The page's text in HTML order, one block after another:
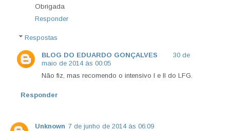
Obrigada
Responder
Respostas
BLOG DO EDUARDO GONÇALVES
30 de
maio de 2014 às 00:05
Não fiz, mas recomendo o intensivo I e II do LFG.
Responder
Unknown 7 de junho de 2014 às 06:09